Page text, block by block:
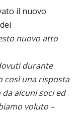
il nuovo
nuovo atto
durante
così una risposta
alcuni soci ed
voluto –